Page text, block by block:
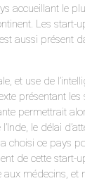
accueillant le
Les start-
aussi présent
et use de
présentant
permettrait
le délai
choisi ce pays
de cette start-
aux médecins,